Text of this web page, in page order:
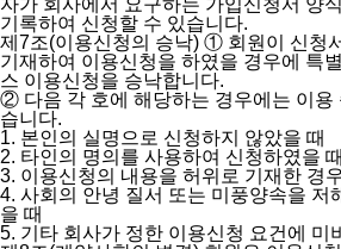
기록하여 신청할 수 있습니다.
제7조(이용신청의 승낙) ① 회원이 신청
기재하여 이용신청을 하였을 경우에 특
스 이용신청을 승낙합니다.
② 다음 각 호에 해당하는 경우에는 이용
습니다.
1. 본인의 실명으로 신청하지 않았을 때
2. 타인의 명의를 사용하여 신청하였을 때
3. 이용신청의 내용을 허위로 기재한 경
4. 사회의 안녕 질서 또는 미풍양속을 저
을 때
5. 기타 회사가 정한 이용신청 요건에 미